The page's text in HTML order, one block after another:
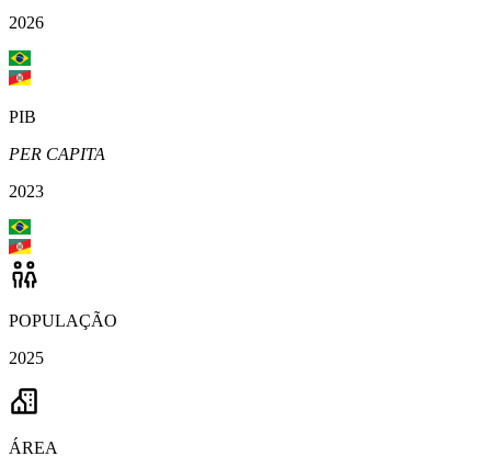
2026
PIB
PER CAPITA
2023
POPULAÇÃO
2025
ÁREA